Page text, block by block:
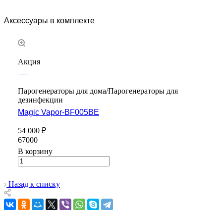
Аксессуары в комплекте
Акция
Парогенераторы для дома/Парогенераторы для
дезинфекции
Magic Vapor-BF005BE
54 000 ₽
67000
В корзину
Назад к списку